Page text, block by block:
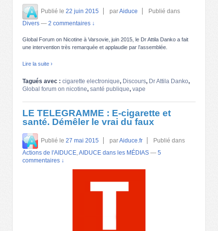
Publié le 22 juin 2015 parAiduce
Publié dans
Divers — 2 commentaires ↓
Global Forum on Nicotine à Varsovie, juin 2015, le Dr Attila Danko a fait
une intervention très remarquée et applaudie par l’assemblée.
Lire la suite ›
Tagués avec : cigarette electronique, Discours, Dr Attila Danko,
Global forum on nicotine, santé publique, vape
LE TELEGRAMME : E-cigarette et
santé. Démêler le vrai du faux
Publié le 27 mai 2015 parAiduce.fr
Publié dans
Actions de l'AIDUCE,AIDUCE dans les MÉDIAS — 5
commentaires ↓